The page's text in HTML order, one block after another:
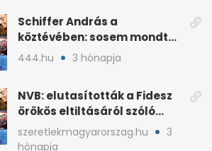
Schiffer András a
köztévében: sosem mondta,
ki fog nyerni
444.hu 3 hónapja
NVB: elutasították a Fidesz
örökös eltiltásáról szóló
népszavazást
szeretlekmagyarorszag.hu
3
hónapja